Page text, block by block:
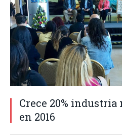
​Crece 20% industria
en 2016